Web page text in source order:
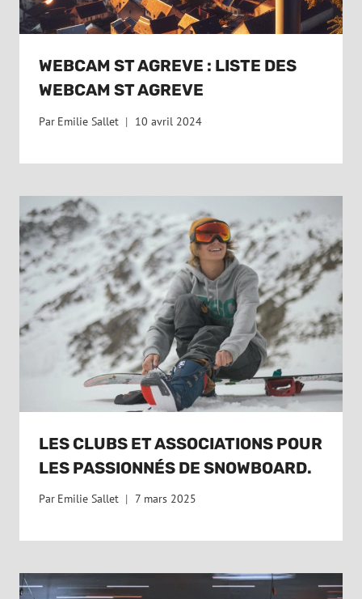
WEBCAM ST AGREVE : LISTE DES
WEBCAM ST AGREVE
Par Emilie Sallet 10 avril 2024
LES CLUBS ET ASSOCIATIONS POUR
LES PASSIONNÉS DE SNOWBOARD.
Par Emilie Sallet 7 mars 2025